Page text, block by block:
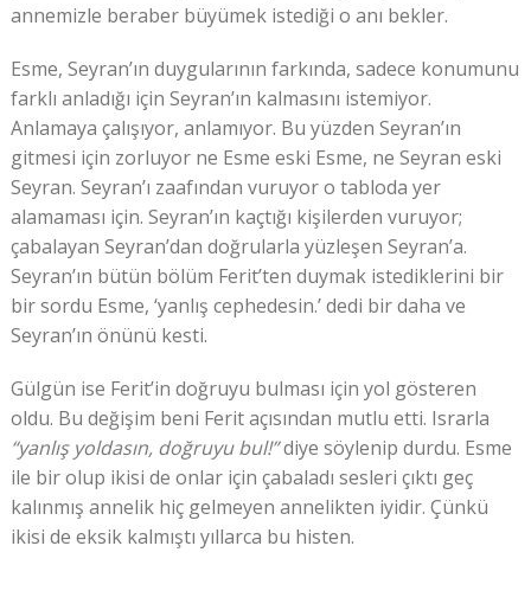
annemizle beraber büyümek istediği o anı bekler.
Esme, Seyran’ın duygularının farkında, sadece konumunu
farklı anladığı için Seyran’ın kalmasını istemiyor.
Anlamaya çalışıyor, anlamıyor. Bu yüzden Seyran’ın
gitmesi için zorluyor ne Esme eski Esme, ne Seyran eski
Seyran. Seyran’ı zaafından vuruyor o tabloda yer
alamaması için. Seyran’ın kaçtığı kişilerden vuruyor;
çabalayan Seyran’dan doğrularla yüzleşen Seyran’a.
Seyran’ın bütün bölüm Ferit’ten duymak istediklerini bir
bir sordu Esme, ‘yanlış cephedesin.’ dedi bir daha ve
Seyran’ın önünü kesti.
Gülgün ise Ferit’in doğruyu bulması için yol gösteren
oldu. Bu değişim beni Ferit açısından mutlu etti. Israrla
“yanlış yoldasın, doğruyu bul!”diye söylenip durdu. Esme
ile bir olup ikisi de onlar için çabaladı sesleri çıktı geç
kalınmış annelik hiç gelmeyen annelikten iyidir. Çünkü
ikisi de eksik kalmıştı yıllarca bu histen.